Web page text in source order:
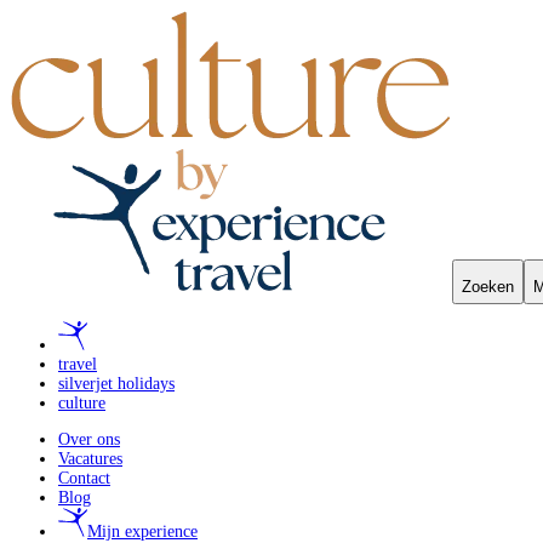
Zoeken
travel
silverjet holidays
culture
Over ons
Vacatures
Contact
Blog
Mijn experience